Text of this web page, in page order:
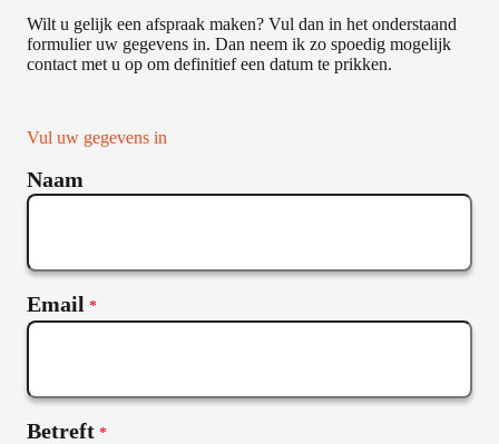
Wilt u gelijk een afspraak maken? Vul dan in het onderstaand
formulier uw gegevens in. Dan neem ik zo spoedig mogelijk
contact met u op om definitief een datum te prikken.
Vul uw gegevens in
Naam
Email *
Betreft *